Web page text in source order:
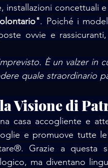
installazioni concettuali
. Poiché i
ovvie e
È un valzer in
quale straordinario
Visione di
casa accogliente e
e promuove tutte le
Grazie a questa
ma diventano